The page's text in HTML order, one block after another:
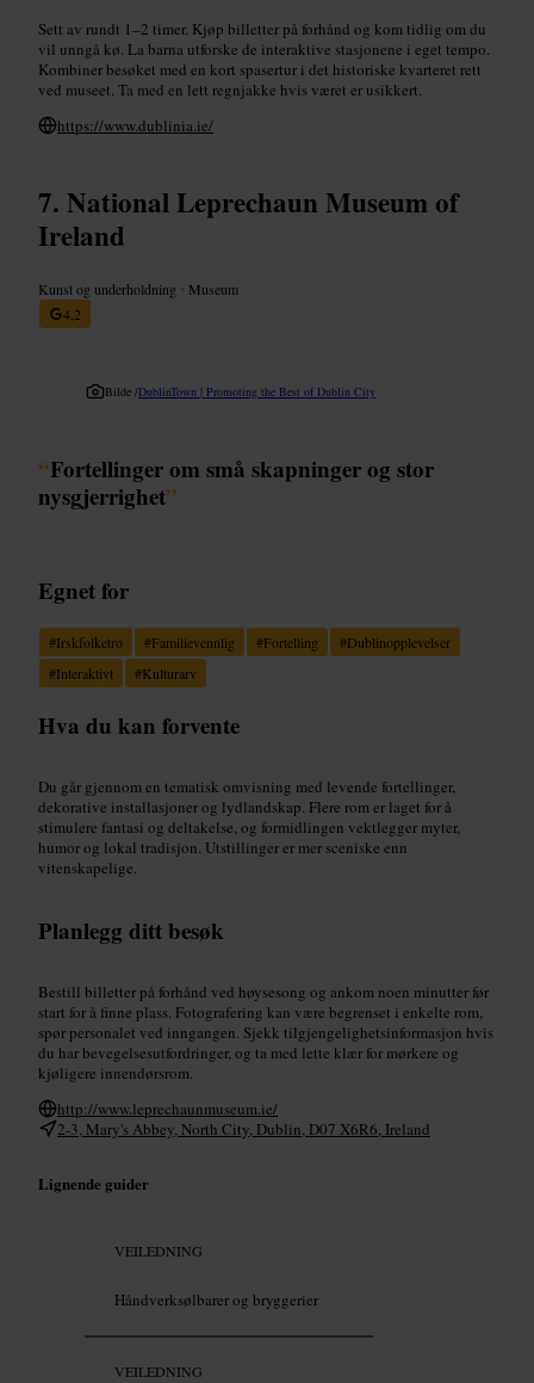
Sett av rundt 1–2 timer. Kjøp billetter på forhånd og kom tidlig om du
vil unngå kø. La barna utforske de interaktive stasjonene i eget tempo.
Kombiner besøket med en kort spasertur i det historiske kvarteret rett
ved museet. Ta med en lett regnjakke hvis været er usikkert.
https://www.dublinia.ie/
National Leprechaun Museum of
Ireland
Kunst og underholdning • Museum
4,2
Bilde /DublinTown | Promoting the Best of Dublin City
“Fortellinger om små skapninger og stor
nysgjerrighet”
Egnet for
#Irskfolketro #Familievennlig #Fortelling #Dublinopplevelser
#Interaktivt #Kulturarv
Hva du kan forvente
Du går gjennom en tematisk omvisning med levende fortellinger,
dekorative installasjoner og lydlandskap. Flere rom er laget for å
stimulere fantasi og deltakelse, og formidlingen vektlegger myter,
humor og lokal tradisjon. Utstillinger er mer sceniske enn
vitenskapelige.
Planlegg ditt besøk
Bestill billetter på forhånd ved høysesong og ankom noen minutter før
start for å finne plass. Fotografering kan være begrenset i enkelte rom,
spør personalet ved inngangen. Sjekk tilgjengelighetsinformasjon hvis
du har bevegelsesutfordringer, og ta med lette klær for mørkere og
kjøligere innendørsrom.
http://www.leprechaunmuseum.ie/
2-3, Mary's Abbey, North City, Dublin, D07 X6R6, Ireland
Lignende guider
VEILEDNING
Håndverksølbarer og bryggerier
VEILEDNING